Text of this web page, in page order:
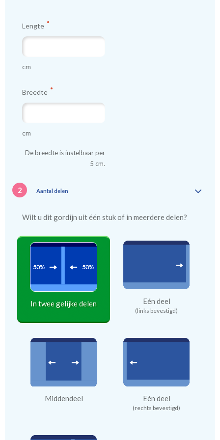
Lengte
cm
Breedte
cm
De breedte is instelbaar per
5 cm.
2 Aantal delen
Wilt u dit gordijn uit één stuk of in meerdere delen?
In twee gelijke delen Eén deel
(links bevestigd)
Middendeel Eén deel
(rechts bevestigd)